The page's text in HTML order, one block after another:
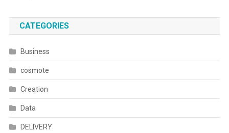
CATEGORIES
Business
cosmote
Creation
Data
DELIVERY